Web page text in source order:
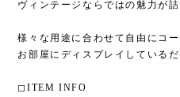
ヴィンテージならではの魅力が
様々な用途に合わせて自由にコ
お部屋にディスプレイしている
◻︎ITEM INFO